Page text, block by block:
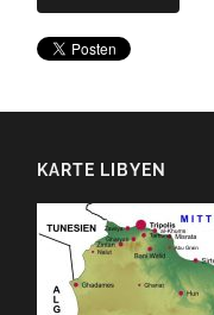
KARTE LIBYEN